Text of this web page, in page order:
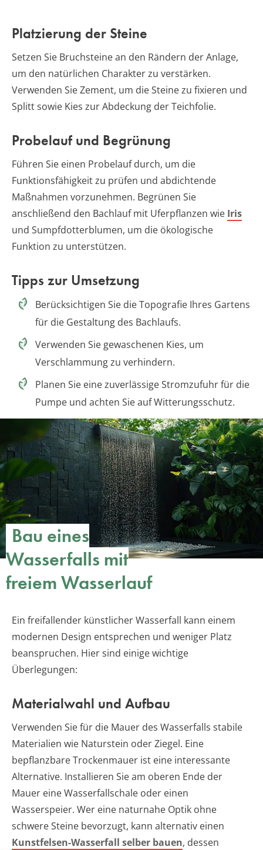
Platzierung der Steine
Setzen Sie Bruchsteine an den Rändern der Anlage,
um den natürlichen Charakter zu verstärken.
Verwenden Sie Zement, um die Steine zu fixieren und
Splitt sowie Kies zur Abdeckung der Teichfolie.
Probelauf und Begrünung
Führen Sie einen Probelauf durch, um die
Funktionsfähigkeit zu prüfen und abdichtende
Maßnahmen vorzunehmen. Begrünen Sie
anschließend den Bachlauf mit Uferpflanzen wie Iris
und Sumpfdotterblumen, um die ökologische
Funktion zu unterstützen.
Tipps zur Umsetzung
Berücksichtigen Sie die Topografie Ihres Gartens
für die Gestaltung des Bachlaufs.
Verwenden Sie gewaschenen Kies, um
Verschlammung zu verhindern.
Planen Sie eine zuverlässige Stromzufuhr für die
Pumpe und achten Sie auf Witterungsschutz.
Bau eines
Wasserfalls mit
freiem Wasserlauf
Ein freifallender künstlicher Wasserfall kann einem
modernen Design entsprechen und weniger Platz
beanspruchen. Hier sind einige wichtige
Überlegungen:
Materialwahl und Aufbau
Verwenden Sie für die Mauer des Wasserfalls stabile
Materialien wie Naturstein oder Ziegel. Eine
bepflanzbare Trockenmauer ist eine interessante
Alternative. Installieren Sie am oberen Ende der
Mauer eine Wasserfallschale oder einen
Wasserspeier. Wer eine naturnahe Optik ohne
schwere Steine bevorzugt, kann alternativ einen
Kunstfelsen-Wasserfall selber bauen, dessen